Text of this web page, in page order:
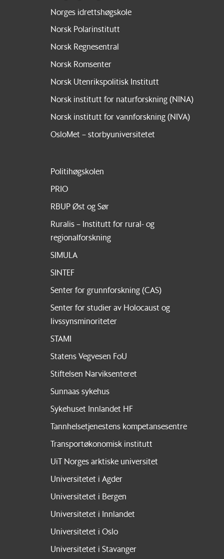
Norges idrettshøgskole
Norsk Polarinstitutt
Norsk Regnesentral
Norsk Romsenter
Norsk Utenrikspolitisk Institutt
Norsk institutt for naturforskning (NINA)
Norsk institutt for vannforskning (NIVA)
OsloMet – storbyuniversitetet
Politihøgskolen
PRIO
RBUP Øst og Sør
Ruralis – Institutt for rural- og
regionalforskning
SIMULA
SINTEF
Senter for grunnforskning (CAS)
Senter for studier av Holocaust og
livssynsminoriteter
STAMI
Statens Vegvesen FoU
Stiftelsen Narviksenteret
Sunnaas sykehus
Sykehuset Innlandet HF
Tannhelsetjenestens kompetansesentre
Transportøkonomisk institutt
UiT Norges arktiske universitet
Universitetet i Agder
Universitetet i Bergen
Universitetet i Innlandet
Universitetet i Oslo
Universitetet i Stavanger